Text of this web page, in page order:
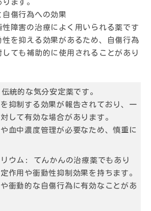
ます。
傷行為への効果
障害の治療によく用いられる薬です
を抑える効果があるため、自傷行為
ても補助的に使用されることがあり
伝統的な気分安定薬です。
抑制する効果が報告されており、一
して有効な場合があります。
血中濃度管理が必要なため、慎重に
ウム:
てんかんの治療薬でもあり
作用や衝動性抑制効果を持ちます。
衝動的な自傷行為に有効なことがあ